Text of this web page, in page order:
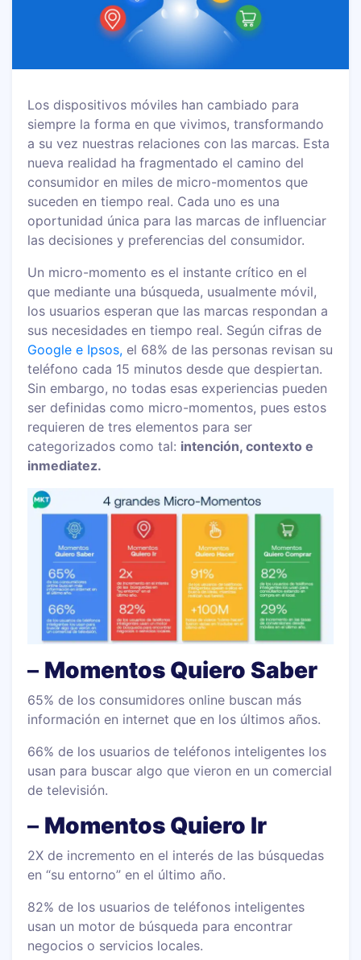
Los dispositivos móviles han cambiado para
siempre la forma en que vivimos, transformando
a su vez nuestras relaciones con las marcas. Esta
nueva realidad ha fragmentado el camino del
consumidor en miles de micro-momentos que
suceden en tiempo real. Cada uno es una
oportunidad única para las marcas de influenciar
las decisiones y preferencias del consumidor.
Un micro-momento es el instante crítico en el
que mediante una búsqueda, usualmente móvil,
los usuarios esperan que las marcas respondan a
sus necesidades en tiempo real. Según cifras de
Google e Ipsos, el 68% de las personas revisan su
teléfono cada 15 minutos desde que despiertan.
Sin embargo, no todas esas experiencias pueden
ser definidas como micro-momentos, pues estos
requieren de tres elementos para ser
categorizados como tal: intención, contexto e
inmediatez.
– Momentos Quiero Saber
65% de los consumidores online buscan más
información en internet que en los últimos años.
66% de los usuarios de teléfonos inteligentes los
usan para buscar algo que vieron en un comercial
de televisión.
– Momentos Quiero Ir
2X de incremento en el interés de las búsquedas
en “su entorno” en el último año.
82% de los usuarios de teléfonos inteligentes
usan un motor de búsqueda para encontrar
negocios o servicios locales.